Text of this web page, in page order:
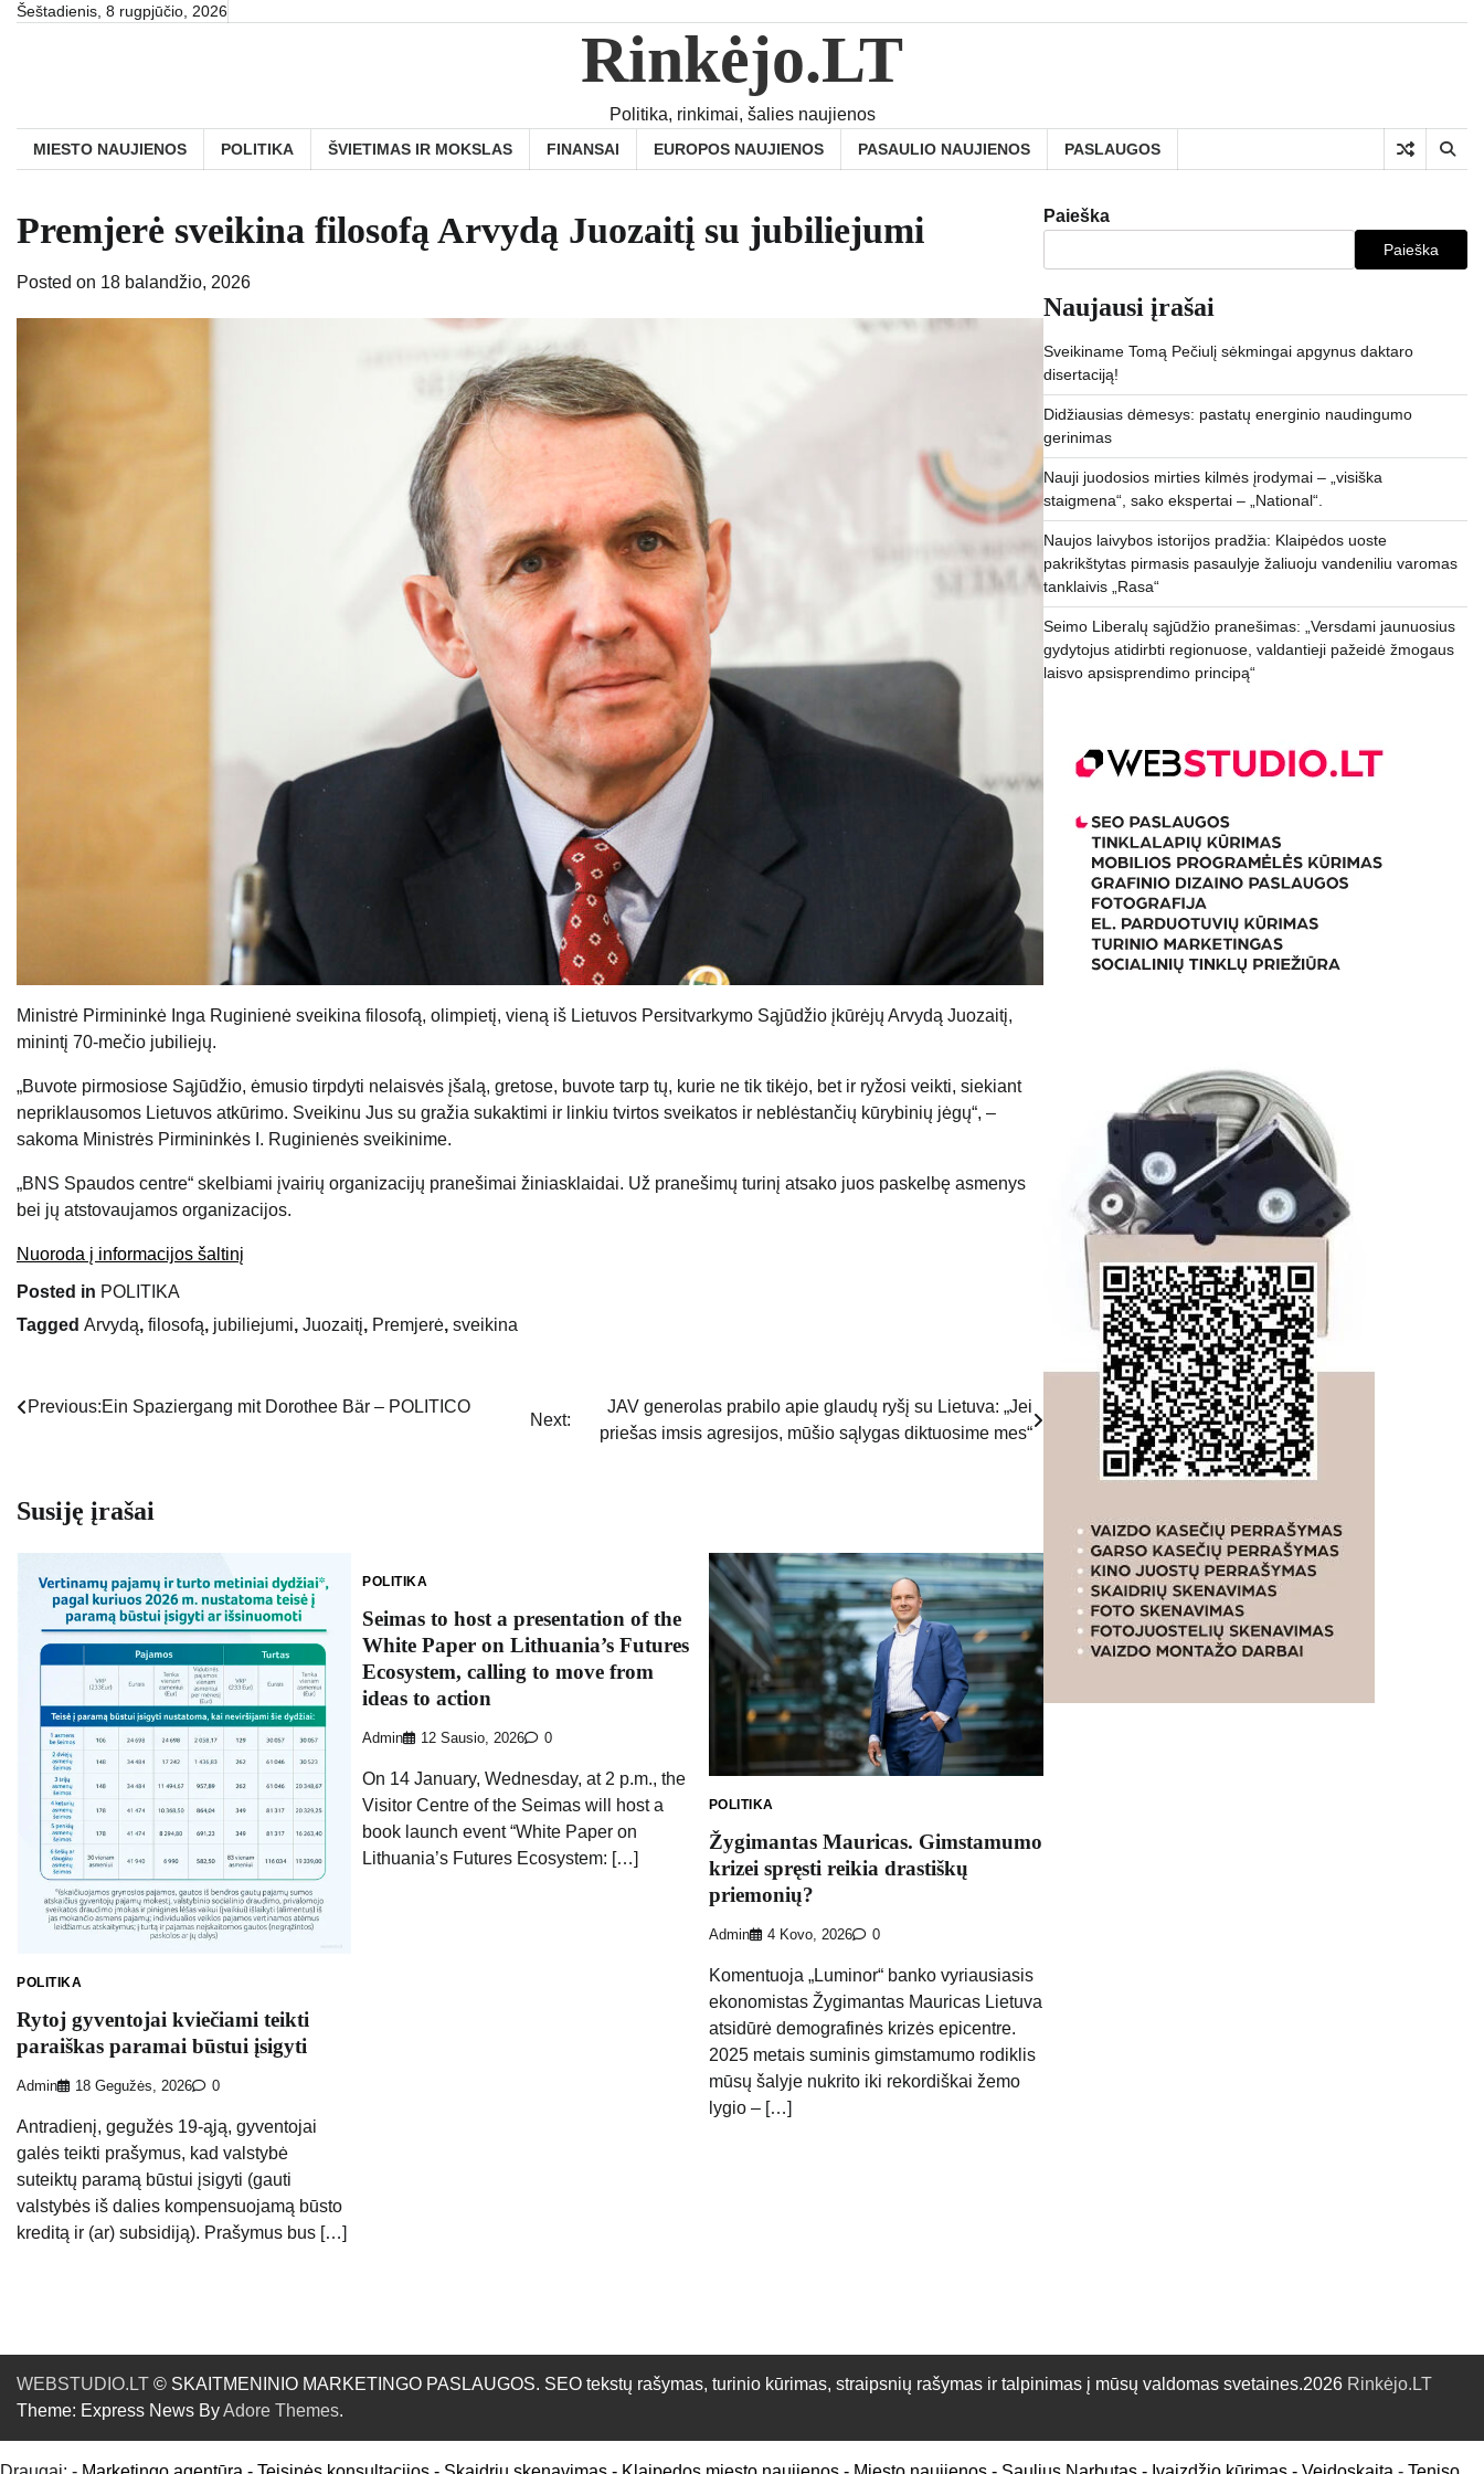
SkipŠeštadienis, 8 rugpjūčio, 2026
Rinkėjo.LT
Politika, rinkimai, šalies naujienos
MIESTO NAUJIENOS POLITIKA ŠVIETIMAS IR MOKSLAS FINANSAI EUROPOS NAUJIENOS PASAULIO NAUJIENOS PASLAUGOS
Premjerė sveikina filosofą Arvydą Juozaitį su jubiliejumi
Posted on 18 balandžio, 2026
Ministrė Pirmininkė Inga Ruginienė sveikina filosofą, olimpietį, vieną iš Lietuvos Persitvarkymo Sąjūdžio įkūrėjų Arvydą Juozaitį,
minintį 70-mečio jubiliejų.
„Buvote pirmosiose Sąjūdžio, ėmusio tirpdyti nelaisvės įšalą, gretose, buvote tarp tų, kurie ne tik tikėjo, bet ir ryžosi veikti, siekiant
nepriklausomos Lietuvos atkūrimo. Sveikinu Jus su gražia sukaktimi ir linkiu tvirtos sveikatos ir neblėstančių kūrybinių jėgų“, –
sakoma Ministrės Pirmininkės I. Ruginienės sveikinime.
„BNS Spaudos centre“ skelbiami įvairių organizacijų pranešimai žiniasklaidai. Už pranešimų turinį atsako juos paskelbę asmenys
bei jų atstovaujamos organizacijos.
Nuoroda į informacijos šaltinį
Posted in POLITIKA
Tagged Arvydą, filosofą, jubiliejumi, Juozaitį, Premjerė, sveikina
Navigacija
Previous:Ein Spaziergang mit Dorothee Bär – POLITICO
Next:
JAV generolas prabilo apie glaudų ryšį su Lietuva: „Jei
priešas imsis agresijos, mūšio sąlygas diktuosime mes“
Susiję įrašai
POLITIKA
Rytoj gyventojai kviečiami teikti
paraiškas paramai būstui įsigyti
Admin 18 Gegužės, 2026 0
Antradienį, gegužės 19-ąją, gyventojai
galės teikti prašymus, kad valstybė
suteiktų paramą būstui įsigyti (gauti
valstybės iš dalies kompensuojamą būsto
kreditą ir (ar) subsidiją). Prašymus bus […]
POLITIKA
Seimas to host a presentation of the
White Paper on Lithuania’s Futures
Ecosystem, calling to move from
ideas to action
Admin 12 Sausio, 2026 0
On 14 January, Wednesday, at 2 p.m., the
Visitor Centre of the Seimas will host a
book launch event “White Paper on
Lithuania’s Futures Ecosystem: […]
POLITIKA
Žygimantas Mauricas. Gimstamumo
krizei spręsti reikia drastiškų
priemonių?
Admin 4 Kovo, 2026 0
Komentuoja „Luminor“ banko vyriausiasis
ekonomistas Žygimantas Mauricas Lietuva
atsidūrė demografinės krizės epicentre.
2025 metais suminis gimstamumo rodiklis
mūsų šalyje nukrito iki rekordiškai žemo
lygio – […]
Paieška
Paieška
Naujausi įrašai
Sveikiname Tomą Pečiulį sėkmingai apgynus daktaro
disertaciją!
Didžiausias dėmesys: pastatų energinio naudingumo
gerinimas
Nauji juodosios mirties kilmės įrodymai – „visiška
staigmena“, sako ekspertai – „National“.
Naujos laivybos istorijos pradžia: Klaipėdos uoste
pakrikštytas pirmasis pasaulyje žaliuoju vandeniliu varomas
tanklaivis „Rasa“
Seimo Liberalų sąjūdžio pranešimas: „Versdami jaunuosius
gydytojus atidirbti regionuose, valdantieji pažeidė žmogaus
laisvo apsisprendimo principą“
WEBSTUDIO.LT © SKAITMENINIO MARKETINGO PASLAUGOS. SEO tekstų rašymas, turinio kūrimas, straipsnių rašymas ir talpinimas į mūsų valdomas svetaines.2026 Rinkėjo.LT
Theme: Express News ByAdore Themes.